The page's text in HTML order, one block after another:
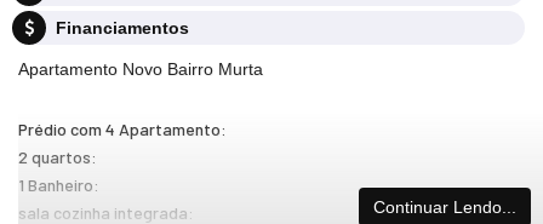
Financiamentos
Apartamento Novo Bairro Murta
Prédio com 4 Apartamento:
2 quartos:
1 Banheiro:
sala cozinha integrada:
Continuar Lendo...